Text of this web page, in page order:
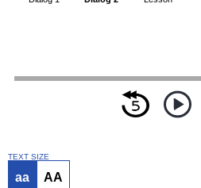
TEXT SIZE
aa AA